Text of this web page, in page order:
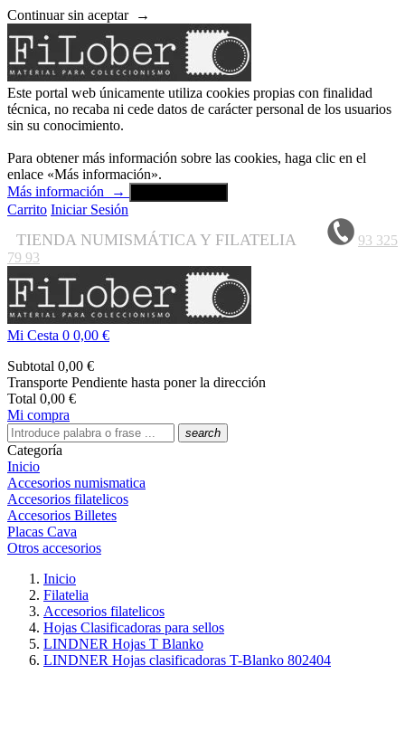
Continuar sin aceptar →
Este portal web únicamente utiliza cookies propias con finalidad
técnica, no recaba ni cede datos de carácter personal de los usuarios
sin su conocimiento.
Para obtener más información sobre las cookies, haga clic en el
enlace «Más información».
Más información
→
Carrito Iniciar Sesión
TIENDA NUMISMÁTICA Y FILATELIA
93 325
79 93
Mi Cesta 0 0,00 €
Subtotal 0,00 €
Transporte Pendiente hasta poner la dirección
Total 0,00 €
Mi compra
search
Categoría
Inicio
Accesorios numismatica
Accesorios filatelicos
Accesorios Billetes
Placas Cava
Otros accesorios
Inicio
Filatelia
Accesorios filatelicos
Hojas Clasificadoras para sellos
LINDNER Hojas T Blanko
LINDNER Hojas clasificadoras T-Blanko 802404